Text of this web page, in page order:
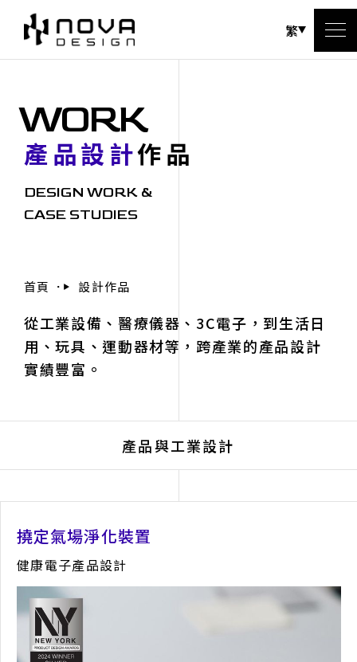
繁
WORK
產品設計作品
DESIGN WORK &
CASE STUDIES
首頁 設計作品
從工業設備、醫療儀器、3C電子，到生活日
用、玩具、運動器材等，跨產業的產品設計
實績豐富。
產品與工業設計
撓定氣場淨化裝置
健康電子產品設計